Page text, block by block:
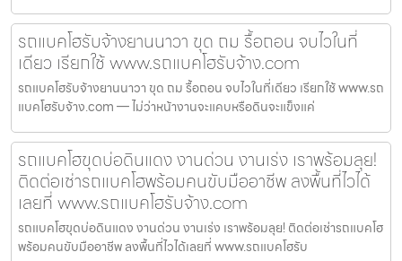
รถแบคโฮรับจ้างยานนาวา ขุด ถม รื้อถอน จบไวในที่
เดียว เรียกใช้ www.รถแบคโฮรับจ้าง.com
รถแบคโฮรับจ้างยานนาวา ขุด ถม รื้อถอน จบไวในที่เดียว เรียกใช้ www.รถ
แบคโฮรับจ้าง.com — ไม่ว่าหน้างานจะแคบหรือดินจะแข็งแค่
รถแบคโฮขุดบ่อดินแดง งานด่วน งานเร่ง เราพร้อมลุย!
ติดต่อเช่ารถแบคโฮพร้อมคนขับมืออาชีพ ลงพื้นที่ไวได้
เลยที่ www.รถแบคโฮรับจ้าง.com
รถแบคโฮขุดบ่อดินแดง งานด่วน งานเร่ง เราพร้อมลุย! ติดต่อเช่ารถแบคโฮ
พร้อมคนขับมืออาชีพ ลงพื้นที่ไวได้เลยที่ www.รถแบคโฮรับ